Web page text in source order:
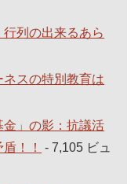
列の出来るあら
スの特別教育は
」の影：抗議活
！！
- 7,105 ビュ